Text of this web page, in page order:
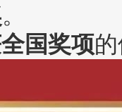
。
国奖项